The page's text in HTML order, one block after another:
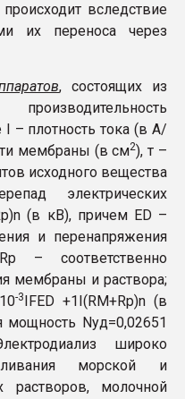
вследствие
их переноса через
, состоящих из
– плотность тока (в А/
мембраны (в см2), т –
исходного вещества
электрических
(в кВ), причем ED –
и перенапряжения
– соответственно
мембраны и раствора;
-3IFED +1I(RM+Rp)n (в
мощность Nyд=0,02651
широко
морской и
растворов, молочной